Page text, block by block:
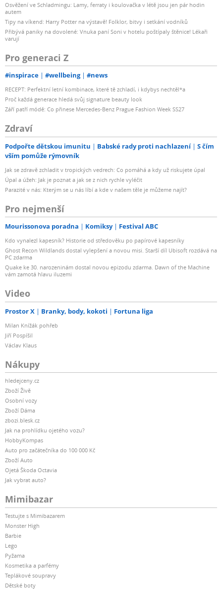
Osvěžení ve Schladmingu: Lamy, ferraty i koulovačka v létě jsou jen pár hodin
autem
Tipy na víkend: Harry Potter na výstavě! Folklor, bitvy i setkání vodníků
Přibývá paniky na dovolené: Vnuka paní Soni v hotelu poštípaly štěnice! Lékaři
varují
Pro generaci Z
#inspirace #wellbeing #news
RECEPT: Perfektní letní kombinace, které tě zchladí, i kdybys nechtěl*a
Proč každá generace hledá svůj signature beauty look
Září patří módě: Co přinese Mercedes-Benz Prague Fashion Week SS27
Zdraví
Podpořte dětskou imunitu Babské rady proti nachlazení
S čím
vším pomůže rýmovník
Jak se zdravě zchladit v tropických vedrech: Co pomáhá a kdy už riskujete úpal
Úpal a úžeh: Jak je poznat a jak se z nich rychle vyléčit
Parazité v nás: Kterým se u nás líbí a kde v našem těle je můžeme najít?
Pro nejmenší
Mourissonova poradna Komiksy Festival ABC
Kdo vynalezl kapesník? Historie od středověku po papírové kapesníky
Ghost Recon Wildlands dostal vylepšení a novou misi. Starší díl Ubisoft rozdává na
PC zdarma
Quake ke 30. narozeninám dostal novou epizodu zdarma. Dawn of the Machine
vám zamotá hlavu iluzemi
Video
Prostor X Branky, body, kokoti Fortuna liga
Milan Knížák pohřeb
Jiří Pospíšil
Václav Klaus
Nákupy
hledejceny.cz
Zboží Živě
Osobní vozy
Zboží Dáma
zbozi.blesk.cz
Jak na prohlídku ojetého vozu?
HobbyKompas
Auto pro začátečníka do 100 000 Kč
Zboží Auto
Ojetá Škoda Octavia
Jak vybrat auto?
Mimibazar
Testujte s Mimibazarem
Monster High
Barbie
Lego
Pyžama
Kosmetika a parfémy
Teplákové soupravy
Dětské boty